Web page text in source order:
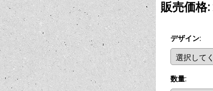
販売価格:
デザイン:
数量: